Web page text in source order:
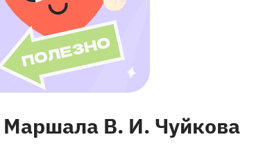
В. И. Чуйкова